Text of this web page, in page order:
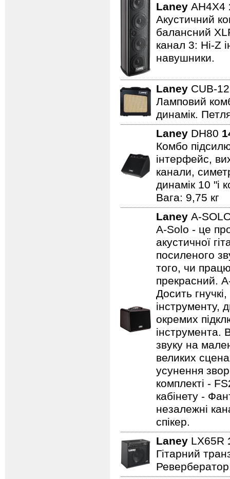
Laney AH4X4
Акустичний
балансний
канал 3: Hi-Z
навушники.
Laney CUB-
Ламповий
динамік.
Laney DH80
Комбо
інтерфейс,
канали,
динамік 10 "і
Вага: 9,75 кг
Laney A-
A-Solo - це
акустичної
посиленого
того, чи
прекрасний.
Досить
інструменту,
окремих
інструмента.
звуку на
великих
усунення
комплекті -
кабінету -
незалежні
спікер.
Laney LX65R
Гітарний